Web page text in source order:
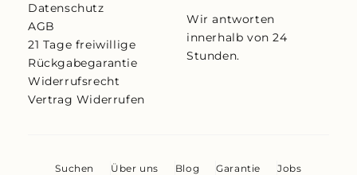
Datenschutz
AGB
21 Tage freiwillige
Rückgabegarantie
Widerrufsrecht
Vertrag Widerrufen
Wir antworten
innerhalb von 24
Stunden.
Suchen Über uns Blog Garantie Jobs